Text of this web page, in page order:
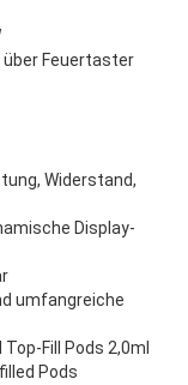
Feuertaster
Widerstand,
Display-
umfangreiche
Fill Pods 2,0ml
Pods